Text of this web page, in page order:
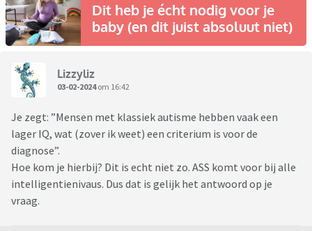
Dit heb je écht nodig voor je
baby (en dit juist absoluut niet)
Lizzyliz
03-02-2024om 16:42
Je zegt: ”Mensen met klassiek autisme hebben vaak een
lager IQ, wat (zover ik weet) een criterium is voor de
diagnose”.
Hoe kom je hierbij? Dit is echt niet zo. ASS komt voor bij alle
intelligentienivaus. Dus dat is gelijk het antwoord op je
vraag.